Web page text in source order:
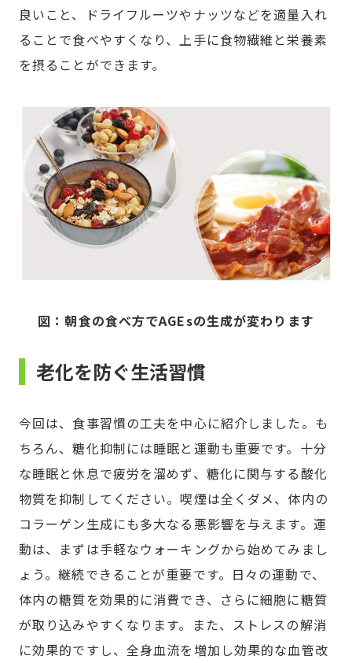
良いこと、ドライフルーツやナッツなどを適量入れ
ることで食べやすくなり、上手に食物繊維と栄養素
を摂ることができます。
図：朝食の食べ方でAGEsの生成が変わります
老化を防ぐ生活習慣
今回は、食事習慣の工夫を中心に紹介しました。も
ちろん、糖化抑制には睡眠と運動も重要です。十分
な睡眠と休息で疲労を溜めず、糖化に関与する酸化
物質を抑制してください。喫煙は全くダメ、体内の
コラーゲン生成にも多大なる悪影響を与えます。運
動は、まずは手軽なウォーキングから始めてみまし
ょう。継続できることが重要です。日々の運動で、
体内の糖質を効果的に消費でき、さらに細胞に糖質
が取り込みやすくなります。また、ストレスの解消
に効果的ですし、全身血流を増加し効果的な血管改